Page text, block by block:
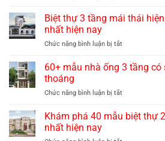
mẫu
3
mái
quý
sang
Biệt thự 3 tầng mái thái
nhất hiện nay
Chức năng bình luận bị tắtở
thự
mái
hiện
60+ mẫu nhà ống 3 tầng có
thoáng
Chức năng bình luận bị tắtở
mẫu
Khám phá 40 mẫu biệt thự
nhất hiện nay